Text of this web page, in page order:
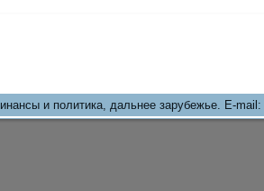
и политика, дальнее зарубежье. E-mail: